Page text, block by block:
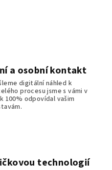
a osobní kontakt
digitální náhled k
procesu jsme s vámi v
100% odpovídal vašim
technologií